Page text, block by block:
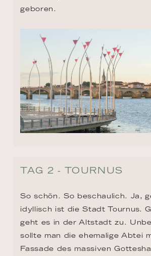
geboren.
TAG 2 - TOURNUS
So schön. So beschaulich. Ja,
idyllisch ist die Stadt Tournus.
geht es in der Altstadt zu.
sollte man die ehemalige Abtei
Fassade des massiven